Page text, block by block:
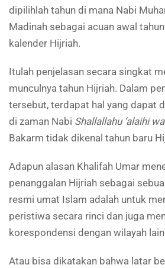
dipilihlah tahun di mana Nabi
Madinah sebagai acuan awal
kalender Hijriah.
Itulah penjelasan secara singkat
munculnya tahun Hijriah. Dalam
tersebut, terdapat hal yang dapat
di zaman Nabi Shallallahu ‘alaihi
Bakarm tidak dikenal tahun baru
Adapun alasan Khalifah Umar
penanggalan Hijriah sebagai
resmi umat Islam adalah untuk
peristiwa secara rinci dan juga
korespondensi dengan wilayah
Atau bisa dikatakan bahwa latar